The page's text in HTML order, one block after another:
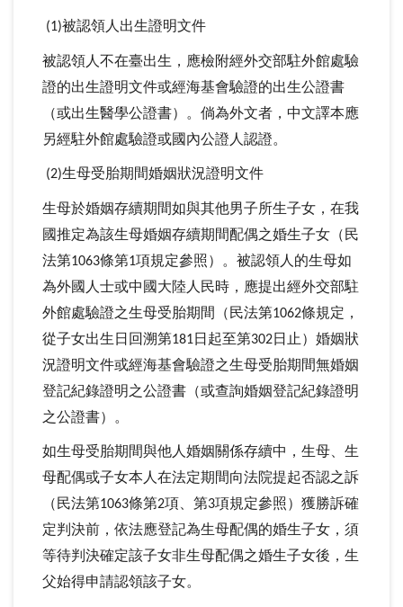
(1)被認領人出生證明文件
被認領人不在臺出生，應檢附經外交部駐外館處驗
證的出生證明文件或經海基會驗證的出生公證書
（或出生醫學公證書）。倘為外文者，中文譯本應
另經駐外館處驗證或國內公證人認證。
(2)生母受胎期間婚姻狀況證明文件
生母於婚姻存續期間如與其他男子所生子女，在我
國推定為該生母婚姻存續期間配偶之婚生子女（民
法第1063條第1項規定參照）。被認領人的生母如
為外國人士或中國大陸人民時，應提出經外交部駐
外館處驗證之生母受胎期間（民法第1062條規定，
從子女出生日回溯第181日起至第302日止）婚姻狀
況證明文件或經海基會驗證之生母受胎期間無婚姻
登記紀錄證明之公證書（或查詢婚姻登記紀錄證明
之公證書）。
如生母受胎期間與他人婚姻關係存續中，生母、生
母配偶或子女本人在法定期間向法院提起否認之訴
（民法第1063條第2項、第3項規定參照）獲勝訴確
定判決前，依法應登記為生母配偶的婚生子女，須
等待判決確定該子女非生母配偶之婚生子女後，生
父始得申請認領該子女。